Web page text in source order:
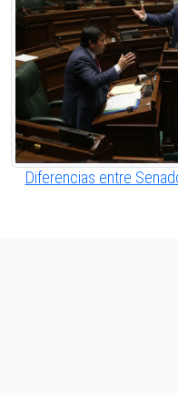
Diferencias entre